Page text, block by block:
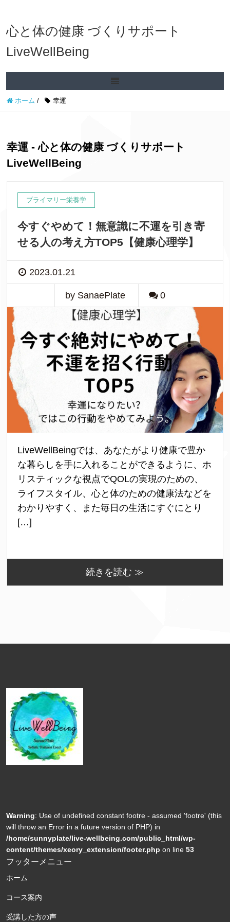
心と体の健康 づくりサポート
LiveWellBeing
ホーム / 幸運
幸運 - 心と体の健康 づくりサポート
LiveWellBeing
プライマリー栄養学
今すぐやめて！無意識に不運を引き寄
せる人の考え方TOP5【健康心理学】
2023.01.21
by SanaePlate 0
LiveWellBeingでは、あなたがより健康で豊か
な暮らしを手に入れることができるように、ホ
リスティックな視点でQOLの実現のための、
ライフスタイル、心と体のための健康法などを
わかりやすく、また毎日の生活にすぐにとり
[…]
続きを読む ≫
Warning: Use of undefined constant footre - assumed 'footre' (this
will throw an Error in a future version of PHP) in
/home/sunnyplate/live-wellbeing.com/public_html/wp-
content/themes/xeory_extension/footer.php on line 53
フッターメニュー
ホーム
コース案内
受講した方の声